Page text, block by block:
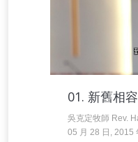
01. 新舊相
吳克定牧師 Rev.
05 月 28 日, 2015